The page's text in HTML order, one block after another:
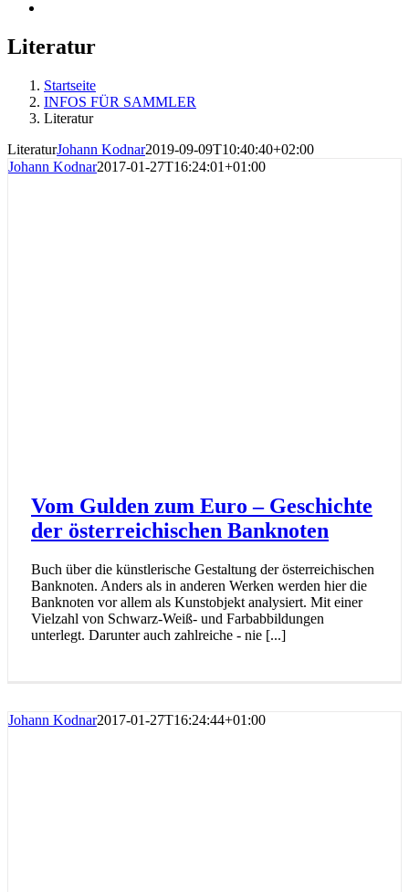
Literatur
Startseite
INFOS FÜR SAMMLER
Literatur
LiteraturJohann Kodnar2019-09-09T10:40:40+02:00
Johann Kodnar2017-01-27T16:24:01+01:00
Vom Gulden zum Euro – Geschichte
der österreichischen Banknoten
Buch über die künstlerische Gestaltung der österreichischen
Banknoten. Anders als in anderen Werken werden hier die
Banknoten vor allem als Kunstobjekt analysiert. Mit einer
Vielzahl von Schwarz-Weiß- und Farbabbildungen
unterlegt. Darunter auch zahlreiche - nie [...]
Johann Kodnar2017-01-27T16:24:44+01:00